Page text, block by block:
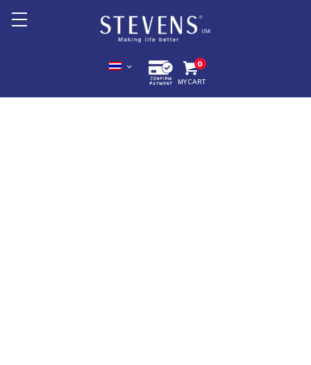
0
MY CART